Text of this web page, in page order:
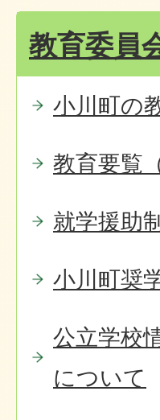
教育委員
小川町の
教育要覧
就学援助
小川町奨
公立学校
について